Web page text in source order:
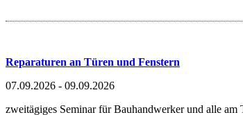
Reparaturen an Türen und Fenstern
07.09.2026 - 09.09.2026
zweitägiges Seminar für Bauhandwerker und alle am